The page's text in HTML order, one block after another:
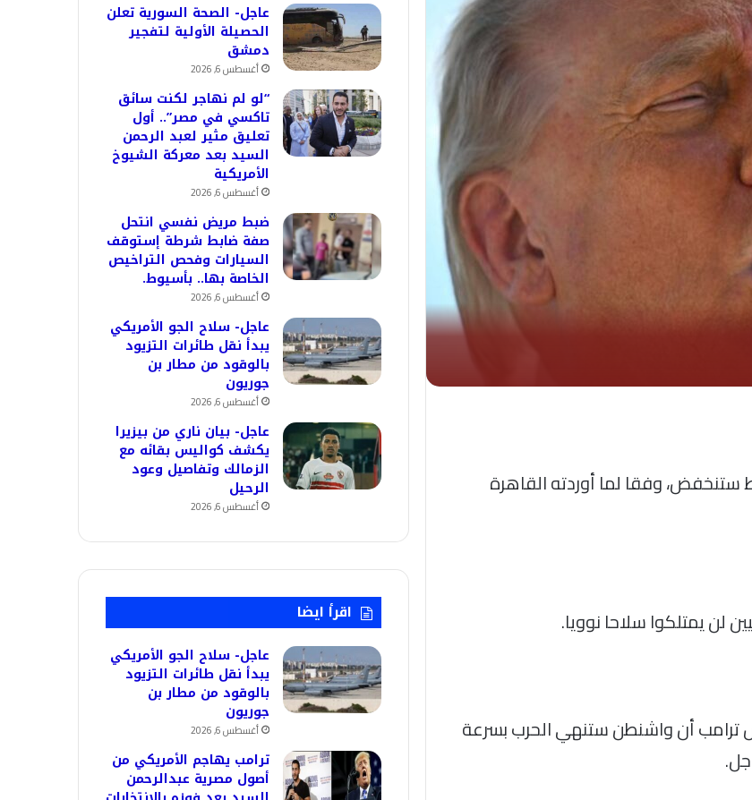
ستنخفض، وفقا لما أوردته القاهرة
لن يمتلكوا سلاحا نوويا.
ترامب أن واشنطن ستنهي الحرب بسرعة
عاجل- الصحة السورية تعلن
الحصيلة الأولية لتفجير
دمشق
أغسطس 6, 2026
“لو لم نهاجر لكنت سائق
تاكسي في مصر”.. أول
تعليق مثير لعبد الرحمن
السيد بعد معركة الشيوخ
الأمريكية
أغسطس 6, 2026
ضبط مريض نفسي انتحل
صفة ضابط شرطة إستوقف
السيارات وفحص التراخيص
الخاصة بها.. بأسيوط.
أغسطس 6, 2026
عاجل- سلاح الجو الأمريكي
يبدأ نقل طائرات التزيود
بالوقود من مطار بن
جوريون
أغسطس 6, 2026
عاجل- بيان ناري من بيزيرا
يكشف كواليس بقائه مع
الزمالك وتفاصيل وعود
الرحيل
أغسطس 6, 2026
اقرأ ايضا
عاجل- سلاح الجو الأمريكي
يبدأ نقل طائرات التزيود
بالوقود من مطار بن
جوريون
أغسطس 6, 2026
ترامب يهاجم الأمريكي من
أصول مصرية عبدالرحمن